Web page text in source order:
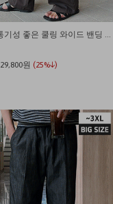
[HEN.27] 통기성 좋은 쿨링 와이드 밴딩 슬랙스
29,800원 (25%↓)